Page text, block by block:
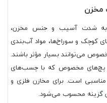
مخزن
به شدت آسیب و جنس مخزن،
کوچک و سوراخ‌ها، مواد آب‌بندی
می‌توانند بسیار مؤثر باشند.
از پچ‌های مخصوص که با چسب‌های
است. برای مخازن فلزی و
گزینه محسوب می‌شود.